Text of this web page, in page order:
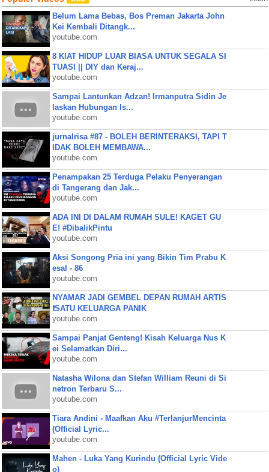
Belum Lama Bebas, Bos Preman Jakarta John
Kei Kembali Ditangk...
youtube.com
8 KIAT HIDUP LUAR BIASA UNTUK SEGALA SI
TUASI || DIY dan Keraj...
youtube.com
Sampai Lantunkan Adzan! Irmanputra Sidin Je
laskan Hubungan Is...
youtube.com
jurnalrisa #87 - BOLEH BERINTERAKSI, TAPI T
IDAK BOLEH MEMBAWA...
youtube.com
Penampakan 25 Terduga Pelaku Penyerangan
di Tangerang dan Jak...
youtube.com
ADA INI DI DALAM RUMAH SULE! KAGET GU
E! #DibalikPintu
youtube.com
Aksi Songong Pria ini yang Bikin Tim Prabu K
esal - 86
youtube.com
NYAMAR JADI GEMBEL DEPAN RUMAH ARTIS
❗SATU KELUARGA PANIK
youtube.com
Sampai Panjat Genteng! Kisah Keluarga Nus K
ei Selamatkan Diri...
youtube.com
Natasha Wilona dan Stefan William Reuni di Si
netron Terbaru S...
youtube.com
Tiara Andini - Maafkan Aku #TerlanjurMencinta
(Official Lyric...
youtube.com
Mahen - Luka Yang Kurindu (Official Lyric Vide
o)